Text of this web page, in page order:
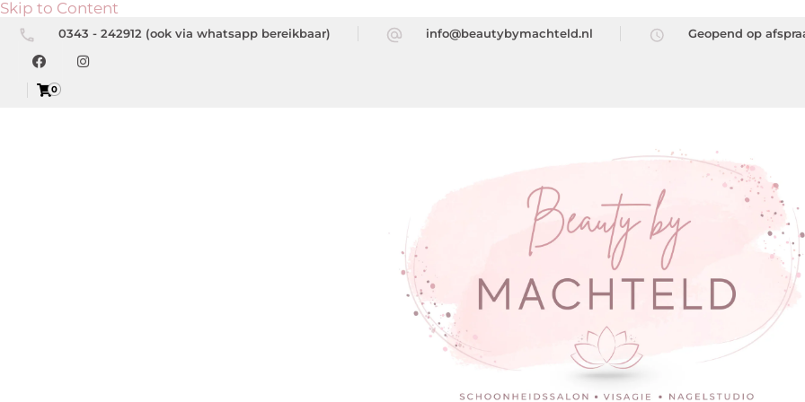
Skip to Content
0343 - 242912 (ook via whatsapp bereikbaar) info@beautybymachteld.nl Geopend op
0
Beauty by Machteld – Schoonheidssalon – Visagie – Nagelstyling